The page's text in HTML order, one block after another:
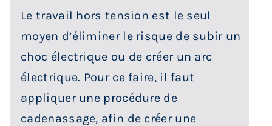
Le travail hors tension est le seul
moyen d’éliminer le risque de subir un
choc électrique ou de créer un arc
électrique. Pour ce faire, il faut
appliquer une procédure de
cadenassage, afin de créer une